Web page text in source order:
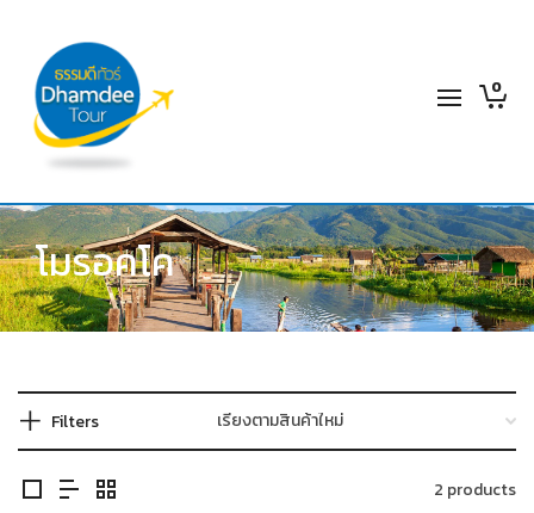
0
โมรอคโค
Filters
2 products